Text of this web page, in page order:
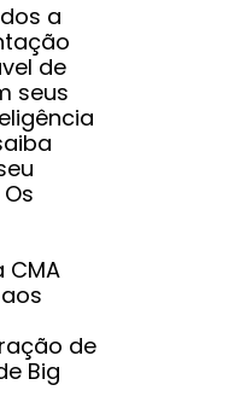
a
de
seus
de
Big